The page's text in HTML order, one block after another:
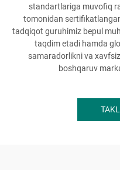
standartlariga muvofiq
tomonidan
tadqiqot guruhimiz bepul
taqdim etadi hamda
samaradorlikni va
boshqaruv